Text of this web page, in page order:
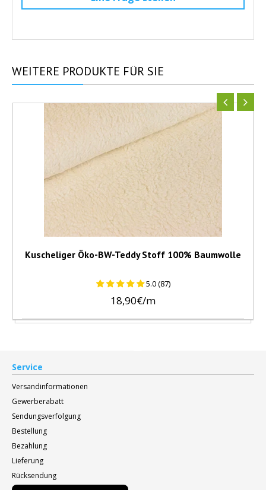
WEITERE PRODUKTE FÜR SIE
Kuscheliger Öko-BW-Teddy Stoff 100% Baumwolle
5.0 (87)
18,90€/m
Service
Versandinformationen
Gewerberabatt
Sendungsverfolgung
Bestellung
Bezahlung
Lieferung
Rücksendung